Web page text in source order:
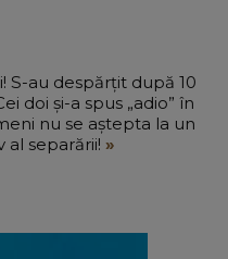
doi și-a spus „adio” în
nu se aștepta la un
al separării!